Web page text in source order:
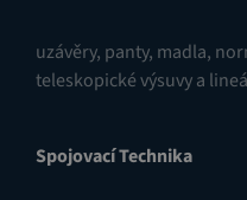
uzávěry, panty, madla,
teleskopické výsuvy a
Spojovací Technika